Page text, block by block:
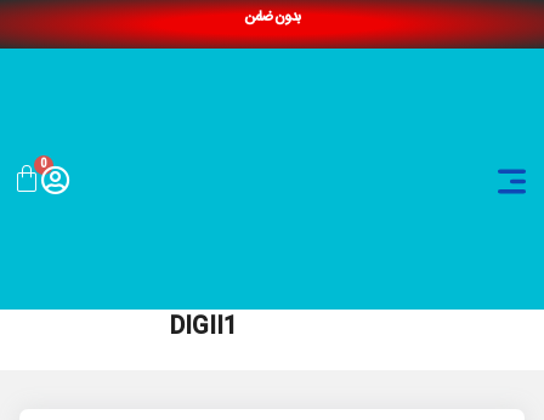
بدون ضامن
0
DIGII1